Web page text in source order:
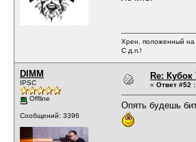
Хрен, положенный на
С д.п.!
DIMM
IPSC
Offline
Сообщений: 3396
Re:
« Ответ #52 :
Опять будешь